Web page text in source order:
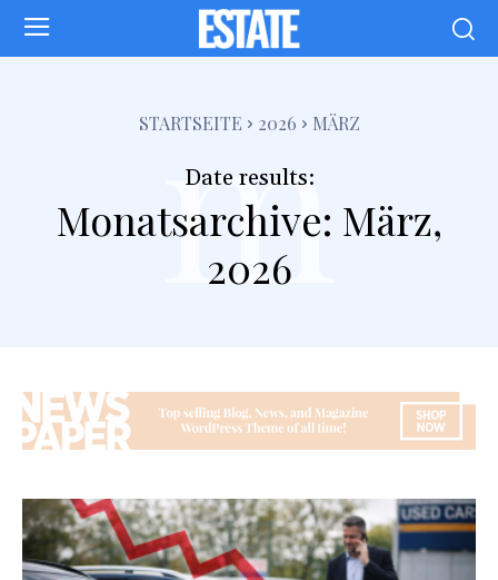
STARTSEITE 2026 MÄRZ
Date results:
Monatsarchive: März,
2026
m